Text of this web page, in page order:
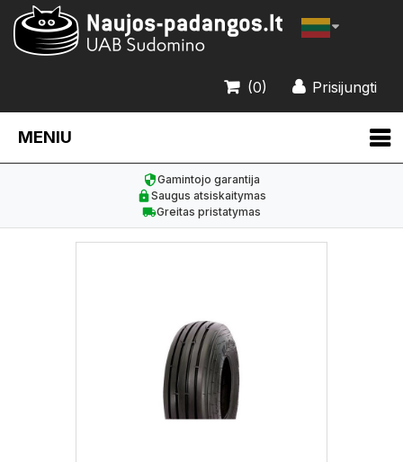
Prisijungti
(0)
MENIU
Gamintojo garantija
Saugus atsiskaitymas
Greitas pristatymas